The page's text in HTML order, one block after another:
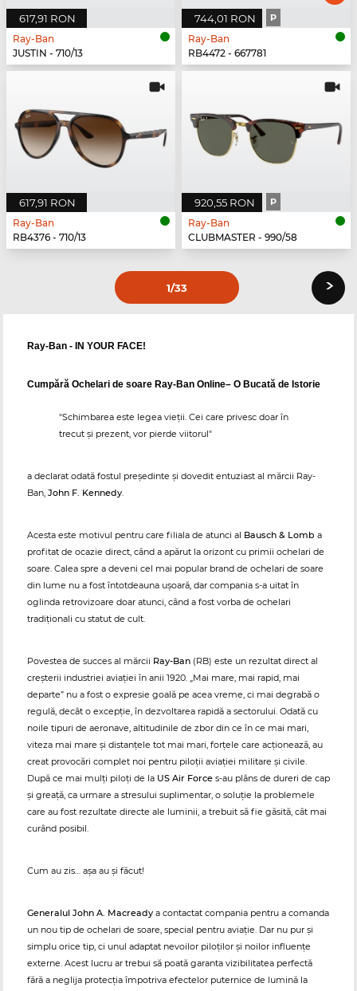
617,91 RON
Ray-Ban
JUSTIN - 710/13
744,01 RON P
Ray-Ban
RB4472 - 667781
617,91 RON
Ray-Ban
RB4376 - 710/13
920,55 RON P
Ray-Ban
CLUBMASTER - 990/58
1/33 ›
Ray-Ban - IN YOUR FACE!
Cumpără Ochelari de soare Ray-Ban Online– O Bucată de Istorie
"Schimbarea este legea vieții. Cei care privesc doar în
trecut și prezent, vor pierde viitorul"
a declarat odată fostul președinte și dovedit entuziast al mărcii Ray-
Ban, John F. Kennedy.
Acesta este motivul pentru care filiala de atunci al Bausch & Lomb a
profitat de ocazie direct, când a apărut la orizont cu primii ochelari de
soare. Calea spre a deveni cel mai popular brand de ochelari de soare
din lume nu a fost întotdeauna ușoară, dar compania s-a uitat în
oglinda retrovizoare doar atunci, când a fost vorba de ochelari
tradiționali cu statut de cult.
Povestea de succes al mărcii Ray-Ban (RB) este un rezultat direct al
creșterii industriei aviației în anii 1920. „Mai mare, mai rapid, mai
departe” nu a fost o expresie goală pe acea vreme, ci mai degrabă o
regulă, decât o excepție, în dezvoltarea rapidă a sectorului. Odată cu
noile tipuri de aeronave, altitudinile de zbor din ce în ce mai mari,
viteza mai mare și distanțele tot mai mari, forțele care acționează, au
creat provocări complet noi pentru piloții aviației militare și civile.
După ce mai mulți piloți de la US Air Force s-au plâns de dureri de cap
și greață, ca urmare a stresului suplimentar, o soluție la problemele
care au fost rezultate directe ale luminii, a trebuit să fie găsită, cât mai
curând posibil.
Cum au zis… așa au și făcut!
Generalul John A. Macready a contactat compania pentru a comanda
un nou tip de ochelari de soare, special pentru aviație. Dar nu pur și
simplu orice tip, ci unul adaptat nevoilor piloților și noilor influențe
externe. Acest lucru ar trebui să poată garanta vizibilitatea perfectă
fără a neglija protecția împotriva efectelor puternice de lumină la